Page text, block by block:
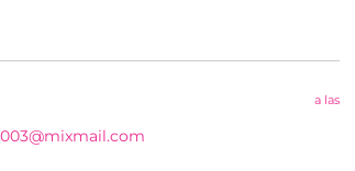
a las